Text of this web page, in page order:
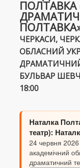
ПОЛТАВКА
ЧЕРКАСИ,
ОБЛАСНИЙ
ДРАМАТИЧНИЙ
БУЛЬВАР
18:00
Наталка
театр):
24 червня
академічний
драматичний